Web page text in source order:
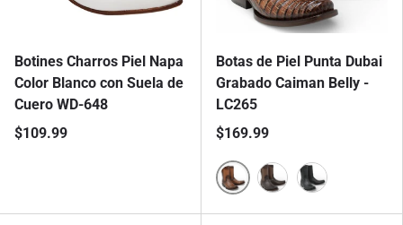
Botines Charros Piel Napa
Color Blanco con Suela de
Cuero WD-648
$109.99
Botas de Piel Punta Dubai
Grabado Caiman Belly -
LC265
$169.99